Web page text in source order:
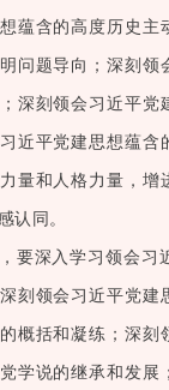
蕴含的高度历史主
问题导向；深刻领
深刻领会习近平党
近平党建思想蕴含
量和人格力量，增
认同。
要深入学习领会
刻领会习近平党建
概括和凝练；深刻
学说的继承和发展